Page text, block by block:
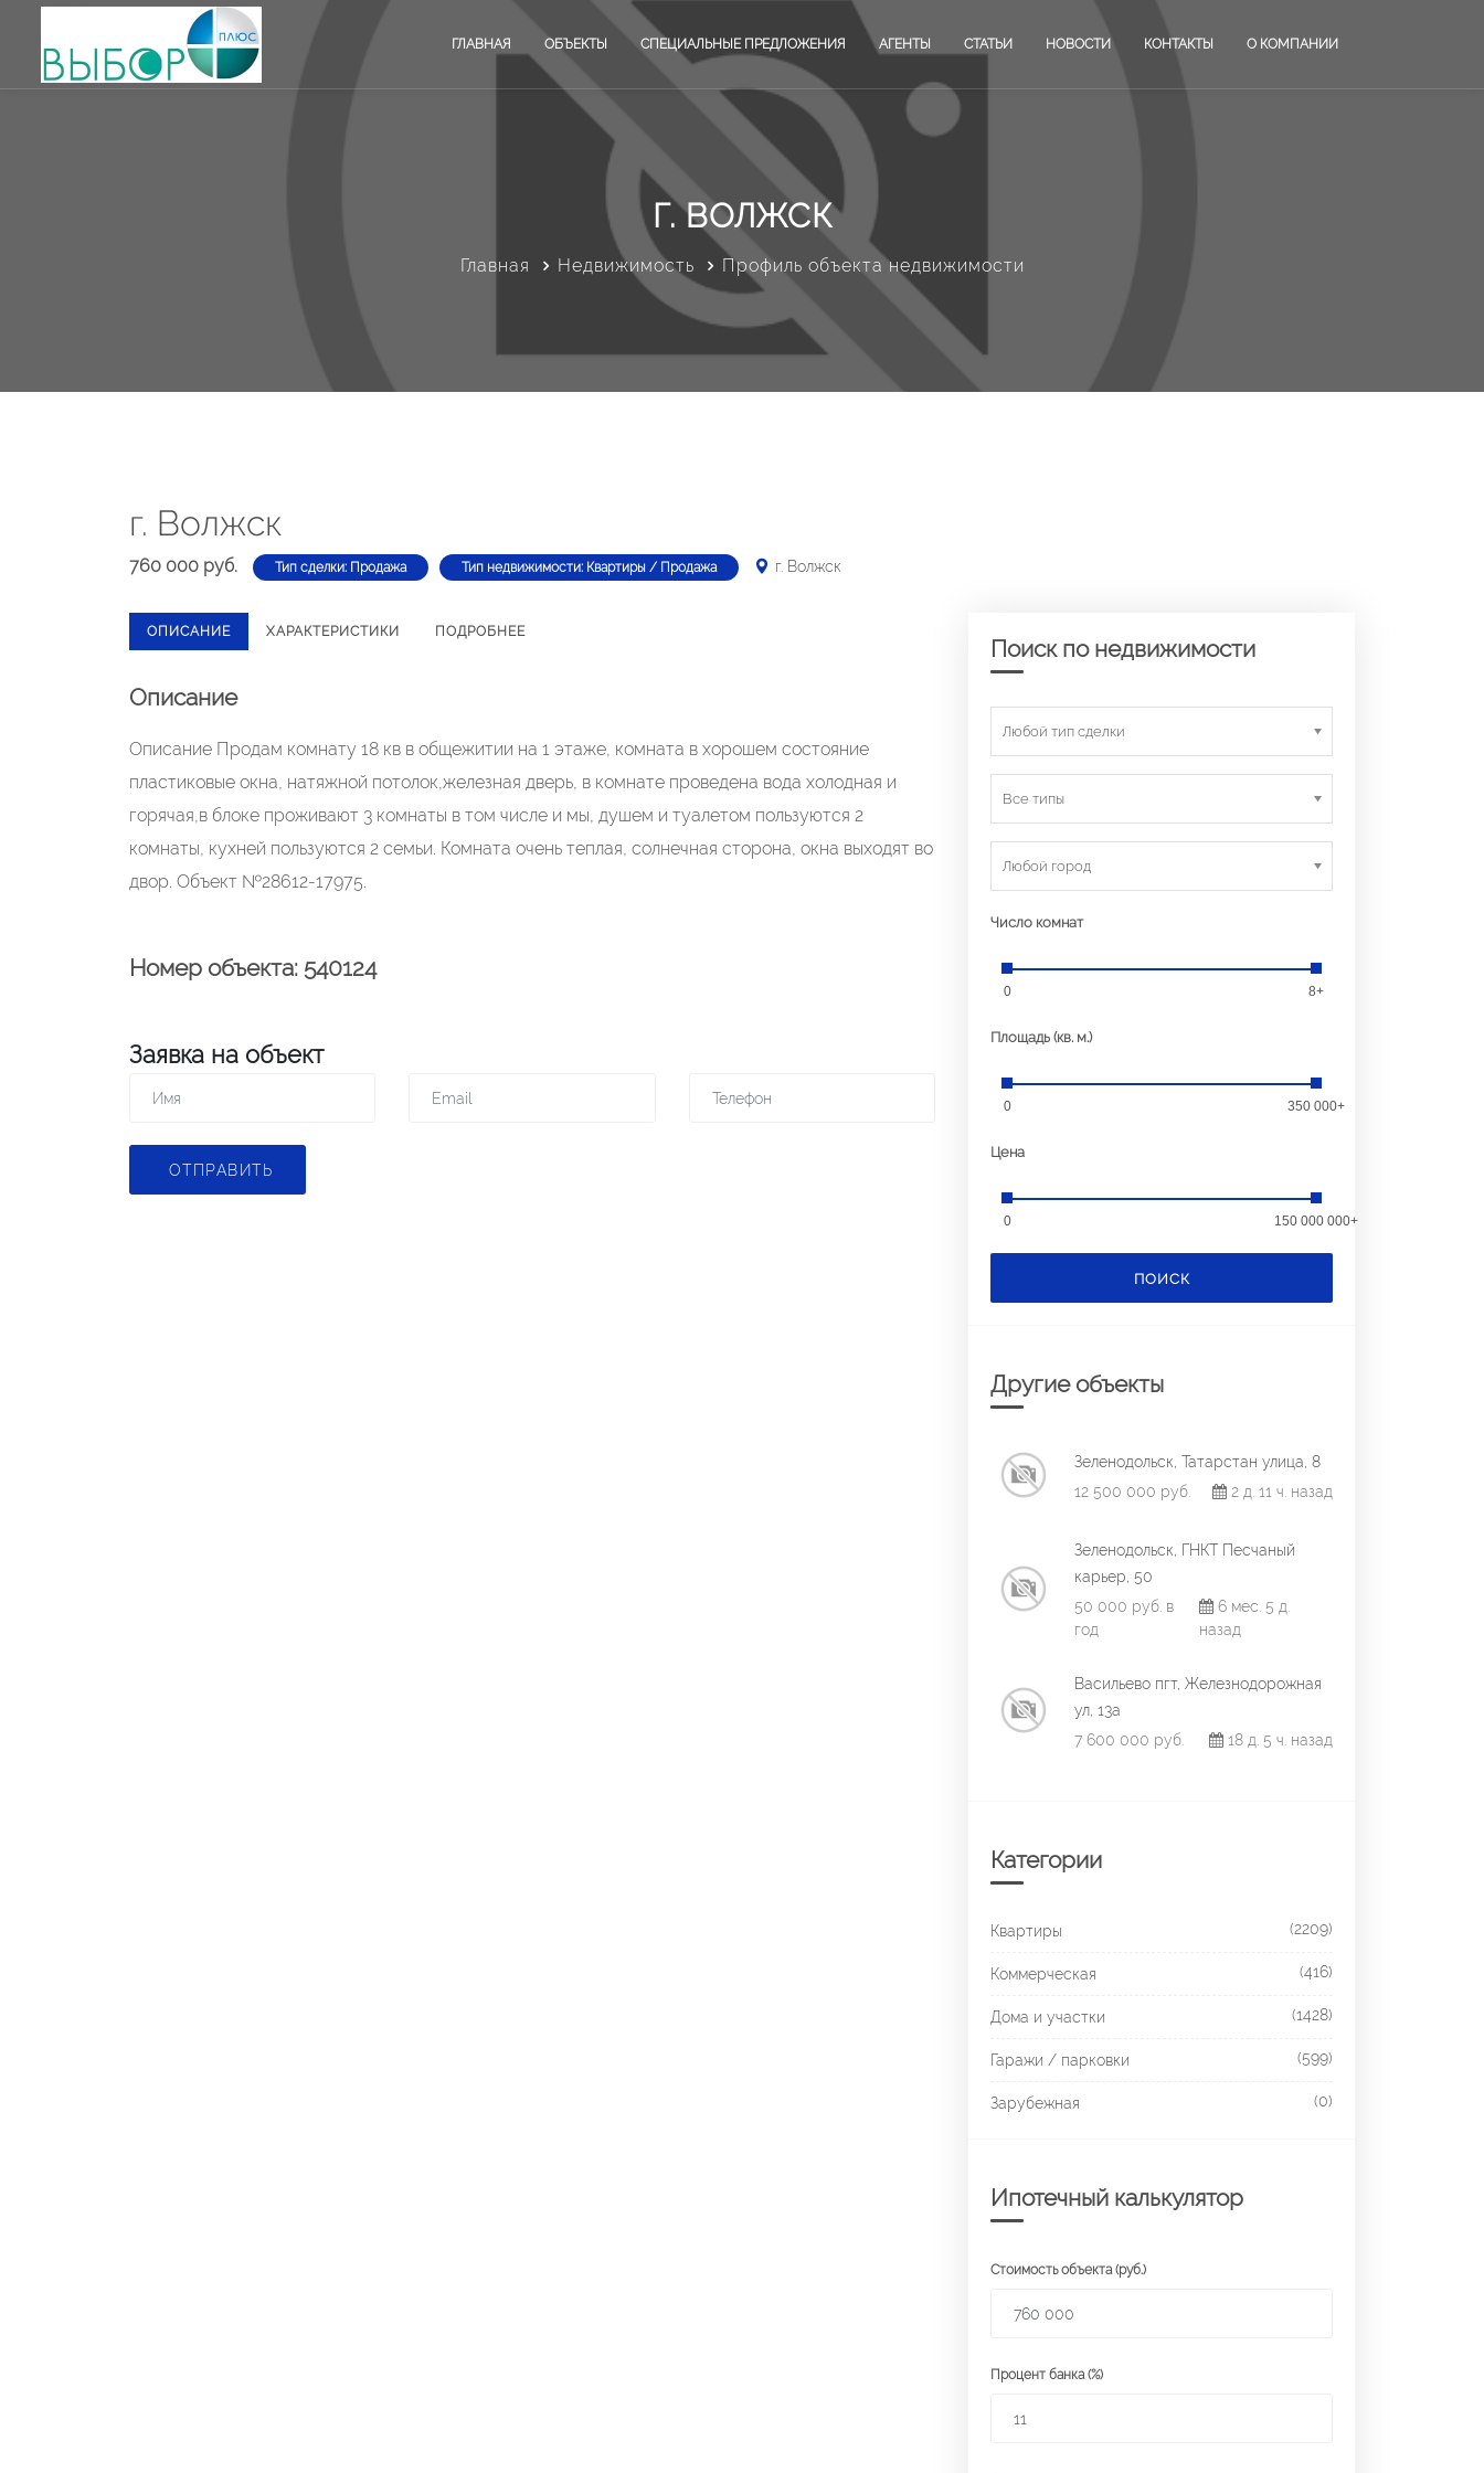
ГЛАВНАЯ ОБЪЕКТЫ СПЕЦИАЛЬНЫЕ ПРЕДЛОЖЕНИЯ АГЕНТЫ СТАТЬИ НОВОСТИ КОНТАКТЫ О КОМПАНИИ
Г. ВОЛЖСК
Главная Недвижимость Профиль объекта недвижимости
г. Волжск
760 000 руб. Тип сделки: Продажа Тип недвижимости: Квартиры / Продажа г. Волжск
ОПИСАНИЕ ХАРАКТЕРИСТИКИ ПОДРОБНЕЕ
Описание
Описание Продам комнату 18 кв в общежитии на 1 этаже, комната в хорошем состояние
пластиковые окна, натяжной потолок,железная дверь, в комнате проведена вода холодная и
горячая,в блоке проживают 3 комнаты в том числе и мы, душем и туалетом пользуются 2
комнаты, кухней пользуются 2 семьи. Комната очень теплая, солнечная сторона, окна выходят во
двор. Объект №28612-17975.
Номер объекта: 540124
Заявка на объект
ОТПРАВИТЬ
Поиск по недвижимости
Любой тип сделки
Все типы
Любой город
Число комнат
0 8+
Площадь (кв. м.)
0 350 000+
Цена
0 150 000 000+
ПОИСК
Другие объекты
Зеленодольск, Татарстан улица, 8
12 500 000 руб.
2 д. 11 ч. назад
Зеленодольск, ГНКТ Песчаный
карьер, 50
50 000 руб. в
год
6 мес. 5 д.
назад
Васильево пгт, Железнодорожная
ул, 13а
7 600 000 руб.
18 д. 5 ч. назад
Категории
Квартиры (2209)
Коммерческая (416)
Дома и участки (1428)
Гаражи / парковки (599)
Зарубежная (0)
Ипотечный калькулятор
Стоимость объекта (руб.)
Процент банка (%)